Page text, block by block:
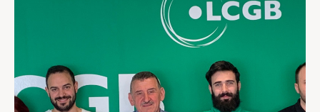
Assistance en vie privée
Développement professionnel